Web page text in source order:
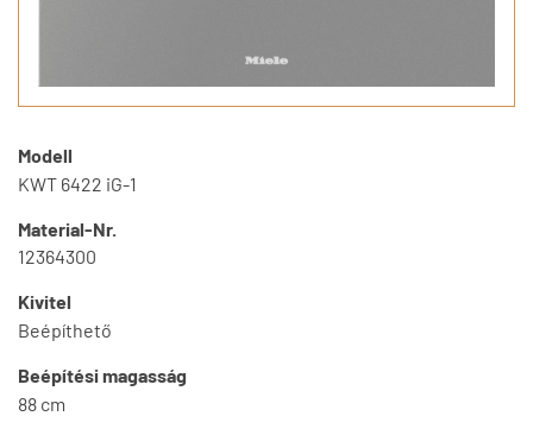
Modell
KWT 6422 iG-1
Material-Nr.
12364300
Kivitel
Beépíthető
Beépítési magasság
88 cm